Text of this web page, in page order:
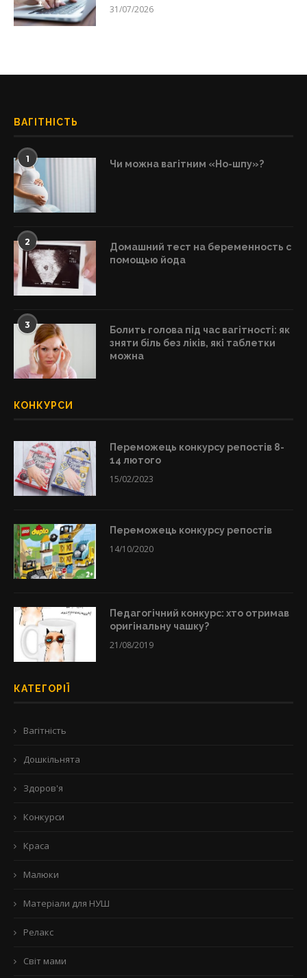
31/07/2026
ВАГІТНІСТЬ
1 Чи можна вагітним «Но-шпу»?
2
Домашний тест на беременность с
помощью йода
3
Болить голова під час вагітності: як
зняти біль без ліків, які таблетки
можна
КОНКУРСИ
Переможець конкурсу репостів 8-
14 лютого
15/02/2023
Переможець конкурсу репостів
14/10/2020
Педагогічний конкурс: хто отримав
оригінальну чашку?
21/08/2019
КАТЕГОРІЇ
Вагітність
Дошкільнята
Здоров'я
Конкурси
Краса
Малюки
Матеріали для НУШ
Релакс
Світ мами